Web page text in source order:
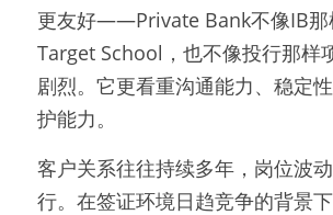
更友好——Private Bank不像IB那
Target School，也不像投行那样
剧烈。它更看重沟通能力、稳定
护能力。
客户关系往往持续多年，岗位波
行。在签证环境日趋竞争的背景